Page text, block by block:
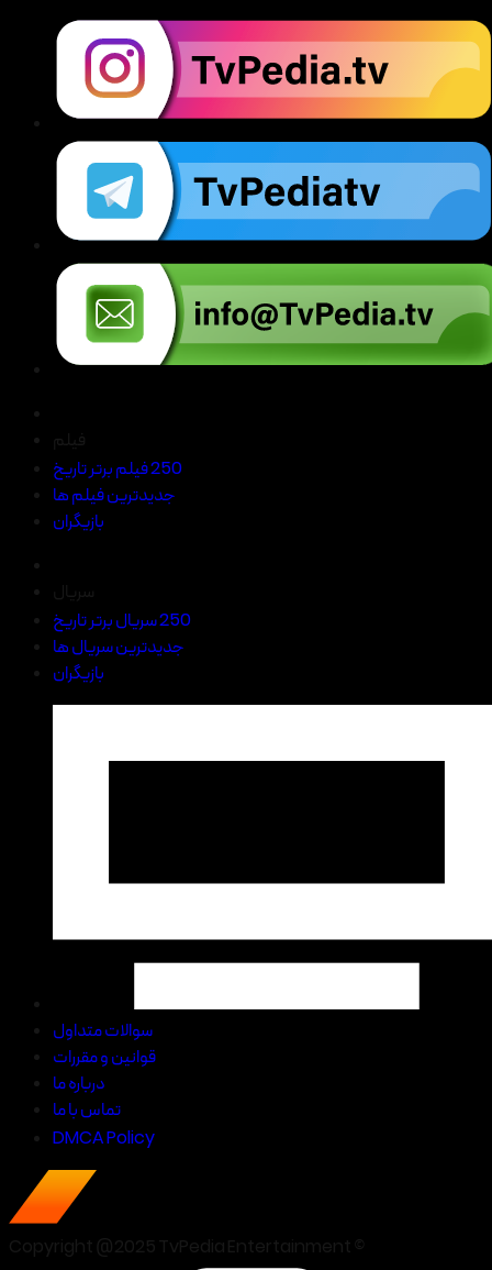
250 فیلم برتر تاریخ
جدیدترین فیلم ها
بازیگران
250 سریال برتر تاریخ
جدیدترین سریال ها
بازیگران
سوالات متداول
قوانین و مقررات
درباره ما
تماس با ما
DMCA Policy